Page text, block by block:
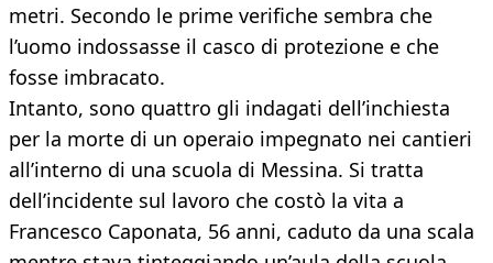
metri. Secondo le prime verifiche sembra che
l’uomo indossasse il casco di protezione e che
fosse imbracato.
Intanto, sono quattro gli indagati dell’inchiesta
per la morte di un operaio impegnato nei cantieri
all’interno di una scuola di Messina. Si tratta
dell’incidente sul lavoro che costò la vita a
Francesco Caponata, 56 anni, caduto da una scala